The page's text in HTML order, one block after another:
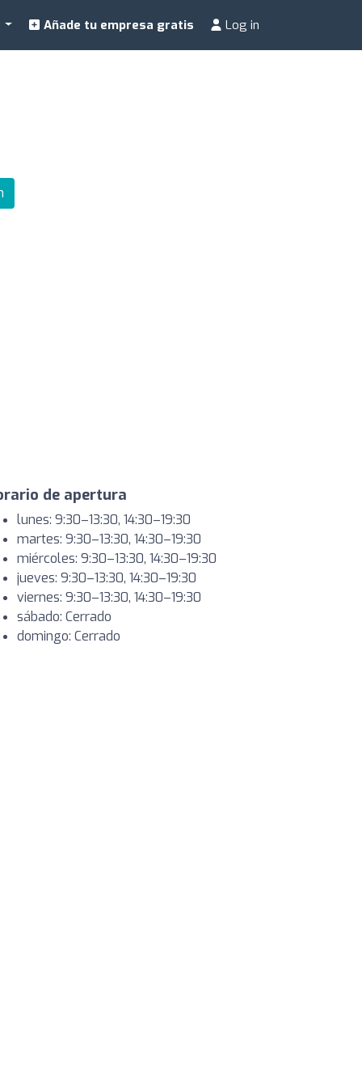
Añade tu empresa gratis Log in
de apertura
lunes: 9:30–13:30, 14:30–19:30
martes: 9:30–13:30, 14:30–19:30
miércoles: 9:30–13:30, 14:30–19:30
jueves: 9:30–13:30, 14:30–19:30
viernes: 9:30–13:30, 14:30–19:30
sábado: Cerrado
domingo: Cerrado